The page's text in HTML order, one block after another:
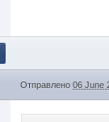
Отправлено06 June